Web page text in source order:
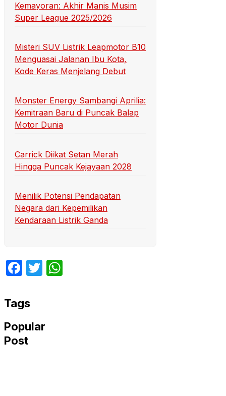
Kemayoran: Akhir Manis Musim
Super League 2025/2026
Misteri SUV Listrik Leapmotor B10
Menguasai Jalanan Ibu Kota,
Kode Keras Menjelang Debut
Monster Energy Sambangi Aprilia:
Kemitraan Baru di Puncak Balap
Motor Dunia
Carrick Diikat Setan Merah
Hingga Puncak Kejayaan 2028
Menilik Potensi Pendapatan
Negara dari Kepemilikan
Kendaraan Listrik Ganda
Facebook
Twitter
Tags
Popular
Post